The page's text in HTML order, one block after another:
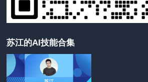
苏江的AI技能合集